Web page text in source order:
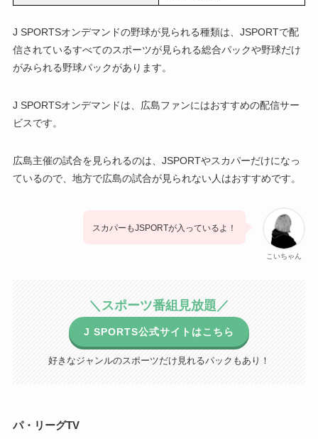
J SPORTSオンデマンドの野球が見られる種類は、JSPORTで配
信されているすべてのスポーツが見られる総合パックや野球だけ
がみられる野球パックがあります。
J SPORTSオンデマンドは、広島ファンにはおすすめの配信サー
ビスです。
広島主催の試合を見られるのは、JSPORTやスカパーだけになっ
ているので、地方で広島の試合が見られない人はおすすめです。
こいちゃん
スカパーもJSPORTが入っているよ！
＼スポーツ番組見放題／
J SPORTS公式サイトはこちら
好きなジャンルのスポーツだけ見れるパックもあり！
パ・リーグTV